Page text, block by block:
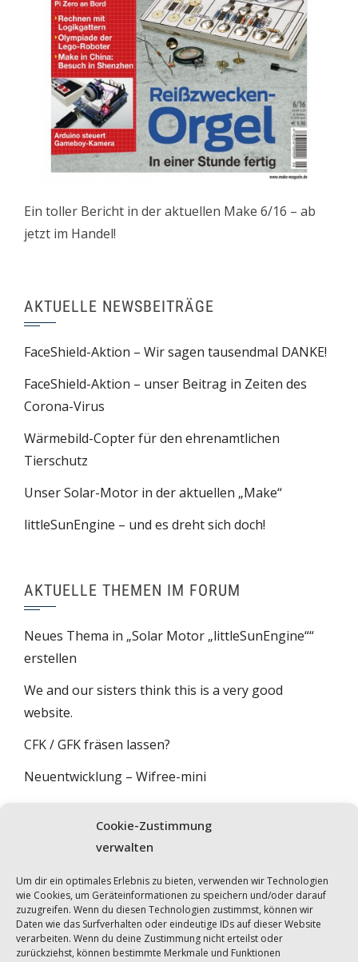
Cookie-Zustimmung
verwalten
Um dir ein optimales Erlebnis zu bieten, verwenden wir Technologien
wie Cookies, um Geräteinformationen zu speichern und/oder darauf
zuzugreifen. Wenn du diesen Technologien zustimmst, können wir
Daten wie das Surfverhalten oder eindeutige IDs auf dieser Website
verarbeiten. Wenn du deine Zustimmung nicht erteilst oder
zurückziehst, können bestimmte Merkmale und Funktionen
Ein toller Bericht in der aktuellen Make 6/16 – ab
jetzt im Handel!
AKTUELLE NEWSBEITRÄGE
FaceShield-Aktion – Wir sagen tausendmal DANKE!
FaceShield-Aktion – unser Beitrag in Zeiten des
Corona-Virus
Wärmebild-Copter für den ehrenamtlichen
Tierschutz
Unser Solar-Motor in der aktuellen „Make“
littleSunEngine – und es dreht sich doch!
AKTUELLE THEMEN IM FORUM
Neues Thema in „Solar Motor „littleSunEngine““
erstellen
We and our sisters think this is a very good
website.
CFK / GFK fräsen lassen?
Neuentwicklung – Wifree-mini
FORUM DURCHSUCHEN